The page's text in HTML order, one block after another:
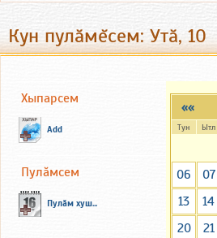
Кун пулăмĕсем: Утă, 10
««
Тун Ытл
06
07
13
14
20
21
Хыпарсем
Add
Пулăмсем
Пулăм хуш...